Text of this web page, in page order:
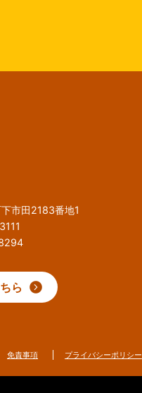
市田2183番地1
ら
免責事項 プライバシーポリシー